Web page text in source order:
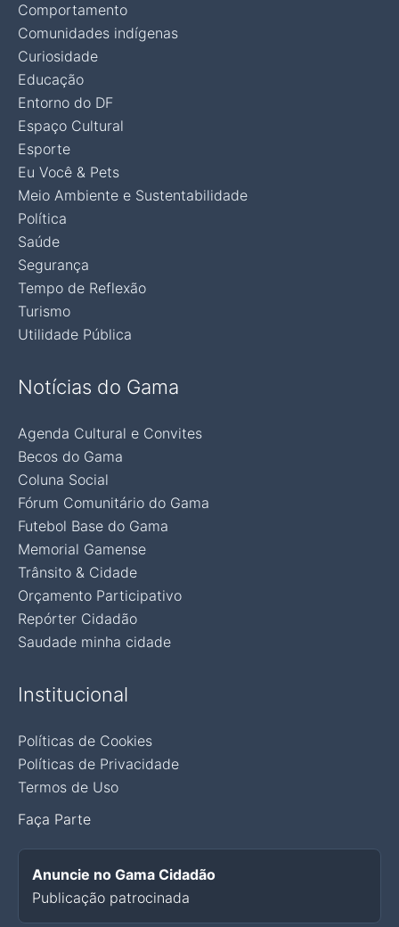
Comportamento
Comunidades indígenas
Curiosidade
Educação
Entorno do DF
Espaço Cultural
Esporte
Eu Você & Pets
Meio Ambiente e Sustentabilidade
Política
Saúde
Segurança
Tempo de Reflexão
Turismo
Utilidade Pública
Notícias do Gama
Agenda Cultural e Convites
Becos do Gama
Coluna Social
Fórum Comunitário do Gama
Futebol Base do Gama
Memorial Gamense
Trânsito & Cidade
Orçamento Participativo
Repórter Cidadão
Saudade minha cidade
Institucional
Políticas de Cookies
Políticas de Privacidade
Termos de Uso
Faça Parte
Anuncie no Gama Cidadão
Publicação patrocinada